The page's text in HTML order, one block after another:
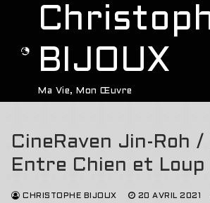
BIJOUX
Ma Vie, Mon Œuvre
CineRaven Jin-Roh
Entre Chien et Loup
CHRISTOPHE BIJOUX 20 AVRIL 2021